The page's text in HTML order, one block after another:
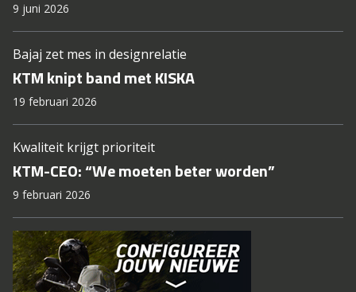
9 juni 2026
Bajaj zet mes in designrelatie
KTM knipt band met KISKA
19 februari 2026
Kwaliteit krijgt prioriteit
KTM-CEO: “We moeten beter worden”
9 februari 2026